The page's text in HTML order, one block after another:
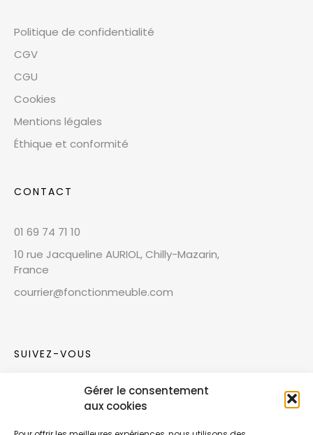
Gérer le consentement
aux cookies
Politique de confidentialité
CGV
CGU
Cookies
Mentions légales
Éthique et conformité
CONTACT
01 69 74 71 10
10 rue Jacqueline AURIOL, Chilly-Mazarin,
France
courrier@fonctionmeuble.com
SUIVEZ-VOUS
Rejoignez notre communauté sur les réseaux